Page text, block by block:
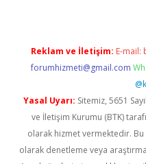
Reklam ve İletişim: E-mail:
forumhizmeti@gmail.com
Yasal Uyarı: Sitemiz, 5651
ve İletişim Kurumu (BTK)
olarak hizmet vermektedir.
olarak denetleme veya